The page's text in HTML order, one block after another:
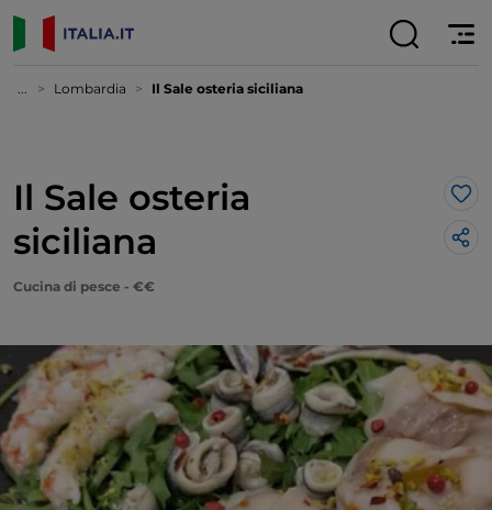
... Lombardia Il Sale osteria siciliana
Il Sale osteria
siciliana
Cucina di pesce - €€